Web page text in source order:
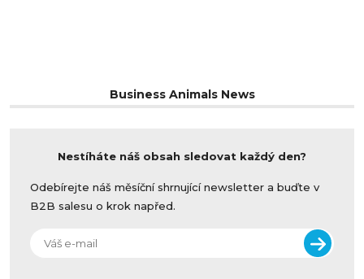
Business Animals News
Nestíháte náš obsah sledovat každý den?
Odebírejte náš měsíční shrnující newsletter a buďte v
B2B salesu o krok napřed.